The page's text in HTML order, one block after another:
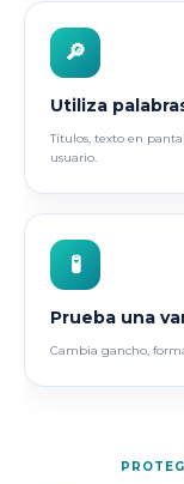
🔎
Utiliza
Títulos, texto en
usuario.
🧪
Prueba una
Cambia gancho,